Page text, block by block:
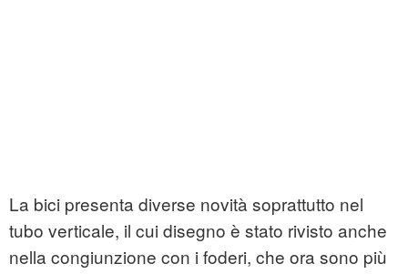
La bici presenta diverse novità soprattutto nel
tubo verticale, il cui disegno è stato rivisto anche
nella congiunzione con i foderi, che ora sono più